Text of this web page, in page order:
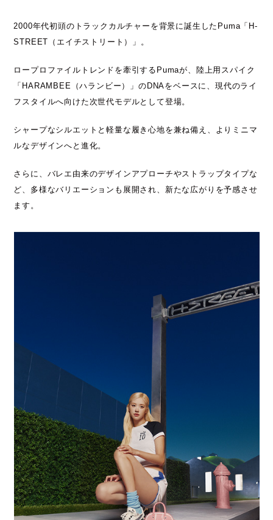
le coq sportif
M&M CUSTOM
MARQUEE PLAYER MIZUNO
MW3dP new balance
NIKE norda
OTHERS Panther
sneakerwolf
THE NORTH FACE
UGG UNITED ARROWS
VANS
2000年代初頭のトラックカルチャーを背景に誕生したPuma「H-
STREET（エイチストリート）」。
ロープロファイルトレンドを牽引するPumaが、陸上用スパイク
「HARAMBEE（ハランビー）」のDNAをベースに、現代のライ
フスタイルへ向けた次世代モデルとして登場。
シャープなシルエットと軽量な履き心地を兼ね備え、よりミニマ
ルなデザインへと進化。
さらに、バレエ由来のデザインアプローチやストラップタイプな
ど、多様なバリエーションも展開され、新たな広がりを予感させ
ます。